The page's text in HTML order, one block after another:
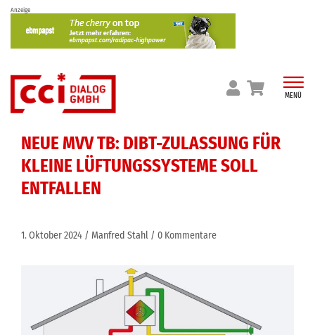
Skip
content
Anzeige
MENÜ
NEUE MVV TB: DIBT-ZULASSUNG FÜR
KLEINE LÜFTUNGSSYSTEME SOLL
ENTFALLEN
1. Oktober 2024 Manfred Stahl 0 Kommentare